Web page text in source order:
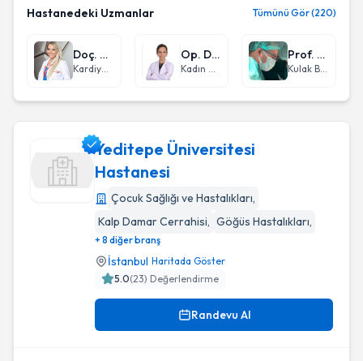
Hastanedeki Uzmanlar Tümünü Gör (220)
Doç. Dr. Özge Özden Tok
Kardiyoloji
Op. Dr. Nadire Sevda İdil
Kadın Hastalıkları ve Doğum
Prof. Dr. İbrahim Erdim
Kulak Burun Boğaz hastalıkları - KBB
Yeditepe Üniversitesi
Hastanesi
Çocuk Sağlığı ve Hastalıkları,
Kalp Damar Cerrahisi, Göğüs Hastalıkları,
+ 8 diğer branş
İstanbul Haritada Göster
5.0(23) Değerlendirme
Randevu Al